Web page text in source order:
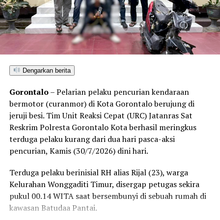
satu buah mangkuk plastik warna biru.
Selain menyegel lubang tambang dan mengamankan
barang bukti material serta alat pengolahan, petugas
turut menempelkan surat imbauan tertulis di sekitar
yang berlangsung.
Kendati saat tim tiba di lokasi tidak ditemukan adanya
aktivitas penambangan yang tengah berjalan, seluruh
rangkaian kegiatan penyelidikan berlangsung aman,
kondusif, dan tanpa hambatan.
Kombes Pol. Maruly menegaskan, Polda Gorontalo tidak
Pihaknya kini tengah melakukan penelusuran mendalam
terhadap pihak-pihak yang terafiliasi dengan aktivitas
tambang ilegal tersebut.
Dengarkan berita
Gorontalo– Pelarian pelaku pencurian kendaraan
bermotor (curanmor) di Kota Gorontalo berujung di
jeruji besi. Tim Unit Reaksi Cepat (URC) Jatanras Sat
Reskrim Polresta Gorontalo Kota berhasil meringkus
terduga pelaku kurang dari dua hari pasca-aksi
pencurian, Kamis (30/7/2026) dini hari.
Terduga pelaku berinisial RH alias Rijal (23), warga
Kelurahan Wonggaditi Timur, disergap petugas sekira
pukul 00.14 WITA saat bersembunyi di sebuah rumah di
kawasan Batudaa Pantai.